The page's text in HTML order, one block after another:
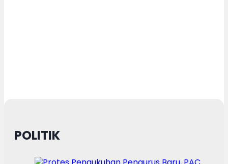
POLITIK